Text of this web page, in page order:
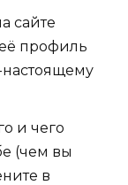
сайте
профиль
и чего
(чем вы
в